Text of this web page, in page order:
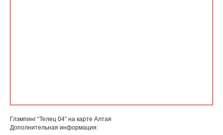
Глэмпинг “Телец 04” на карте Алтая
Дополнительная информация: